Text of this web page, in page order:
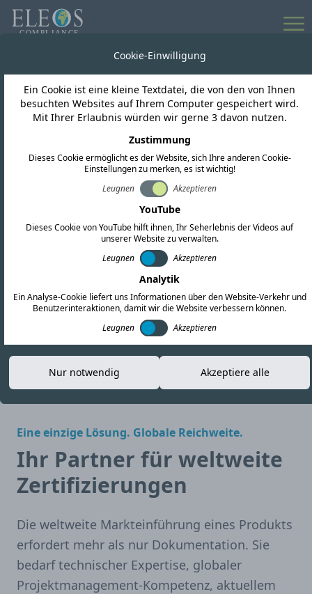
Weltweiter
Marktzugang für
drahtlose Produkte
Ein hochqualifiziertes Team aus Experten für
regulatorische Angelegenheiten und
Ingenieuren unterstützt Sie in jeder Phase
Ihres Compliance-Prozesses.
Erfahren Sie mehr über uns
Angebot anfordern
Broschüre herunterladen
Eine einzige Lösung. Globale Reichweite.
Ihr Partner für weltweite
Zertifizierungen
Die weltweite Markteinführung eines Produkts
erfordert mehr als nur Dokumentation. Sie
bedarf technischer Expertise, globaler
Projektmanagement-Kompetenz, aktuellem
Cookie-Einwilligung
Ein Cookie ist eine kleine Textdatei, die von den von Ihnen
besuchten Websites auf Ihrem Computer gespeichert wird.
Mit Ihrer Erlaubnis würden wir gerne 3 davon nutzen.
Zustimmung
Dieses Cookie ermöglicht es der Website, sich Ihre anderen Cookie-
Einstellungen zu merken, es ist wichtig!
Leugnen
Akzeptieren
YouTube
Dieses Cookie von YouTube hilft ihnen, Ihr Seherlebnis der Videos auf
unserer Website zu verwalten.
Leugnen
Akzeptieren
Analytik
Ein Analyse-Cookie liefert uns Informationen über den Website-Verkehr und
Benutzerinteraktionen, damit wir die Website verbessern können.
Leugnen
Akzeptieren
Nur notwendig Akzeptiere alle